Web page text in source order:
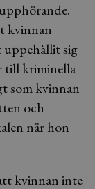
kvinnan
uppehållit sig
till kriminella
som kvinnan
och
när hon
kvinnan inte